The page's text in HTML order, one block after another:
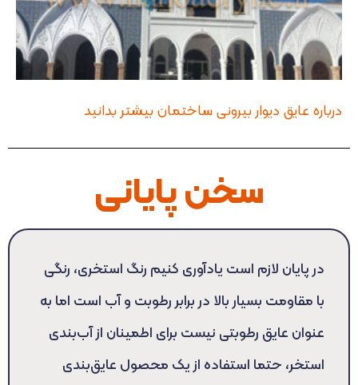
درباره عایق دیوار بیرونی ساختمان بیشتر بدانید
سخن پایانی
در پایان لازم است یادآوری کنیم رنگ استخری، رنگی
با مقاومت بسیار بالا در برابر رطوبت و آب است اما به
عنوان عایق رطوبتی نیست برای اطمینان از آب‌بندی
استخر، حتما استفاده از یک محصول عایق‌بندی